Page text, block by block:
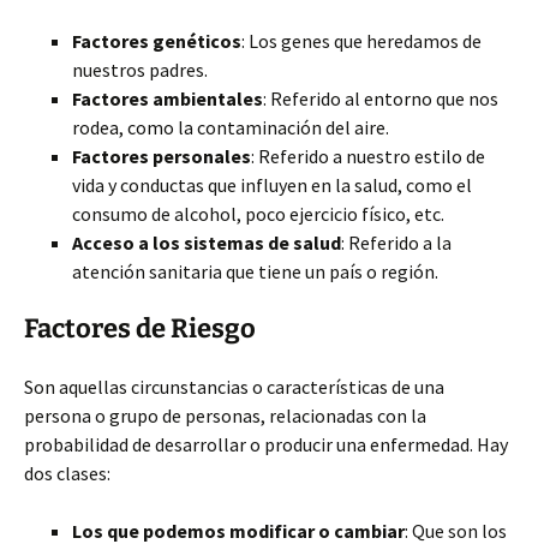
Factores genéticos: Los genes que heredamos de
nuestros padres.
Factores ambientales: Referido al entorno que nos
rodea, como la contaminación del aire.
Factores personales: Referido a nuestro estilo de
vida y conductas que influyen en la salud, como el
consumo de alcohol, poco ejercicio físico, etc.
Acceso a los sistemas de salud: Referido a la
atención sanitaria que tiene un país o región.
Factores de Riesgo
Son aquellas circunstancias o características de una
persona o grupo de personas, relacionadas con la
probabilidad de desarrollar o producir una enfermedad. Hay
dos clases:
Los que podemos modificar o cambiar: Que son los